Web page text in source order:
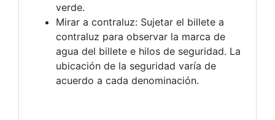
verde.
Mirar a contraluz: Sujetar el billete a
contraluz para observar la marca de
agua del billete e hilos de seguridad. La
ubicación de la seguridad varía de
acuerdo a cada denominación.